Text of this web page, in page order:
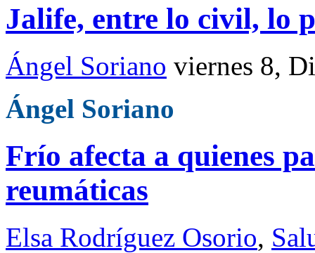
Jalife, entre lo civil, lo
Ángel Soriano viernes 8,
Ángel Soriano
Frío afecta a quienes
reumáticas
Elsa Rodríguez Osorio,